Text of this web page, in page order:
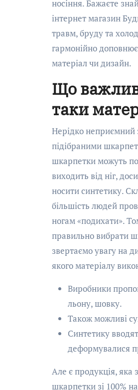
носіння. Бажаєте
інтернет магазин
травм, бруду та
гармонійно
матеріал чи дизайн.
Що
таки
Нерідко неприємний
підібраними
шкарпетки можуть
виходить від ніг,
носити синтетику.
більшість людей
ногам «подихати».
правильно вибрати
звертаємо увагу на
якого матеріалу
Виробники
льону, шовку.
Також можливі
Синтетику
деформувалися
Але є продукція, яка
шкарпетки зі 100%